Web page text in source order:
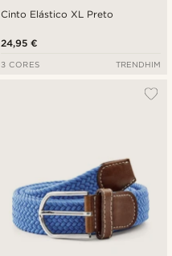
Cinto Elástico XL Preto
24,95 €
3 CORES TRENDHIM